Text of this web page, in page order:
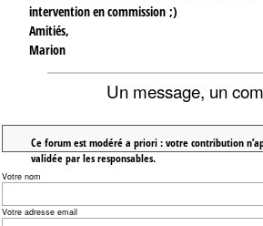
intervention en commission ;)
Amitiés,
Marion
Un message, un
Ce forum est modéré a priori : votre contribution
validée par les responsables.
Votre nom
Votre adresse email